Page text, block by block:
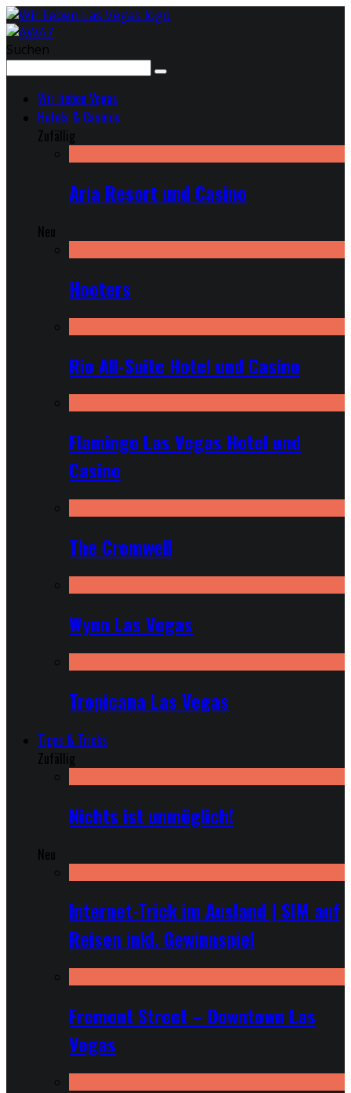
Suchen
Wir lieben Vegas
Hotels & Casinos
Zufällig
Aria Resort und Casino
Neu
Hooters
Rio All-Suite Hotel und Casino
Flamingo Las Vegas Hotel und
Casino
The Cromwell
Wynn Las Vegas
Tropicana Las Vegas
Tipps & Tricks
Zufällig
Nichts ist unmöglich!
Neu
Internet-Trick im Ausland | SIM auf
Reisen inkl. Gewinnspiel
Fremont Street – Downtown Las
Vegas